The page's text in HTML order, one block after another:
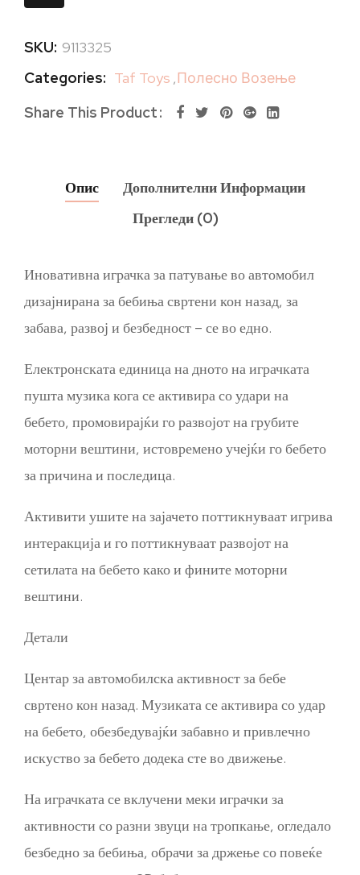
SKU: 9113325
Categories: Taf Toys ,Полесно Возење
Share This Product
Опис
Дополнителни Информации
Прегледи (0)
Иновативна играчка за патување во автомобил
дизајнирана за бебиња свртени кон назад, за
забава, развој и безбедност – се во едно.
Електронската единица на дното на играчката
пушта музика кога се активира со удари на
бебето, промовирајќи го развојот на грубите
моторни вештини, истовремено учејќи го бебето
за причина и последица.
Активити ушите на зајачето поттикнуваат игрива
интеракција и го поттикнуваат развојот на
сетилата на бебето како и фините моторни
вештини.
Детали
Центар за автомобилска активност за бебе
свртено кон назад. Музиката се активира со удар
на бебето, обезбедувајќи забавно и привлечно
искуство за бебето додека сте во движење.
На играчката се вклучени меки играчки за
активности со разни звуци на тропкање, огледало
безбедно за бебиња, обрачи за држење со повеќе